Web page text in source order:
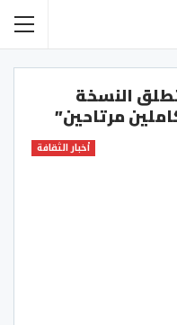
النسخة
مرتاحين”
أخبار الثقافة